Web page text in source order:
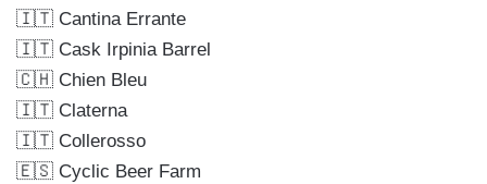
🇮🇹 Cantina Errante
🇮🇹 Cask Irpinia Barrel
🇨🇭 Chien Bleu
🇮🇹 Claterna
🇮🇹 Collerosso
🇪🇸 Cyclic Beer Farm